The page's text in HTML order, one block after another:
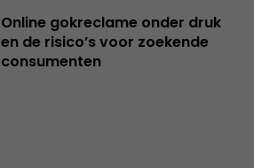
Online gokreclame onder druk
en de risico’s voor zoekende
consumenten